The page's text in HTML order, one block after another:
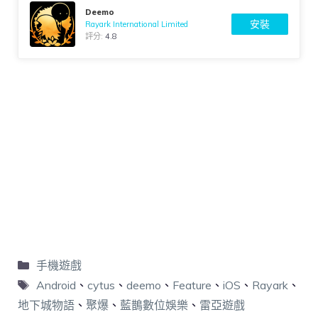
Deemo
Rayark International Limited
評分:4.8
安裝
手機遊戲
Android 、 cytus 、 deemo 、 Feature 、 iOS 、 Rayark 、
地下城物語 、 聚爆 、 藍鵲數位娛樂 、 雷亞遊戲